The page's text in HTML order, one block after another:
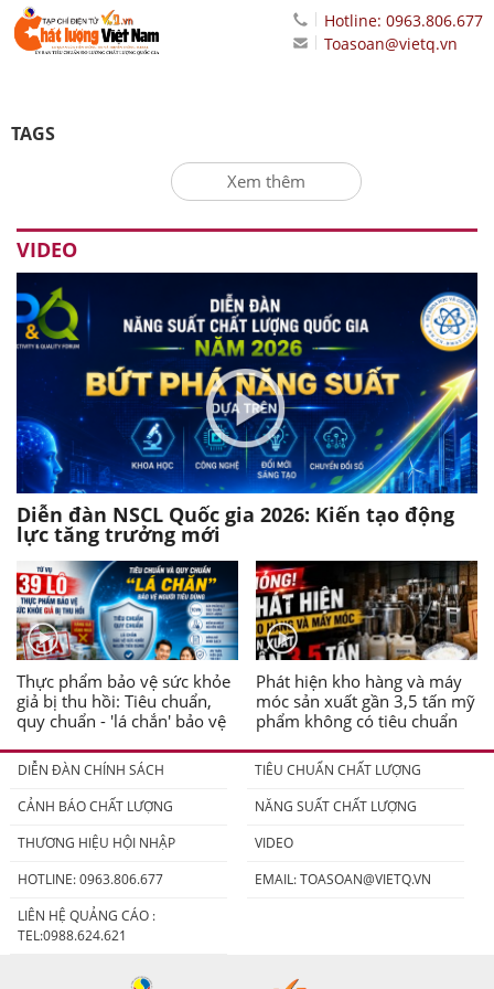
Hotline: 0963.806.677
Toasoan@vietq.vn
TAGS
Xem thêm
VIDEO
Diễn đàn NSCL Quốc gia 2026: Kiến tạo động
lực tăng trưởng mới
Thực phẩm bảo vệ sức khỏe
giả bị thu hồi: Tiêu chuẩn,
quy chuẩn - 'lá chắn' bảo vệ
Phát hiện kho hàng và máy
móc sản xuất gần 3,5 tấn mỹ
phẩm không có tiêu chuẩn
DIỄN ĐÀN CHÍNH SÁCH
TIÊU CHUẨN CHẤT LƯỢNG
CẢNH BÁO CHẤT LƯỢNG
NĂNG SUẤT CHẤT LƯỢNG
THƯƠNG HIỆU HỘI NHẬP
VIDEO
HOTLINE: 0963.806.677
EMAIL:TOASOAN@VIETQ.VN
LIÊN HỆ QUẢNG CÁO :
TEL:0988.624.621